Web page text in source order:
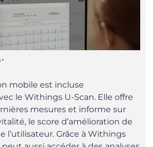
mobile est incluse
le Withings U-Scan. Elle offre
mesures et informe sur
le score d’amélioration de
l’utilisateur. Grâce à Withings